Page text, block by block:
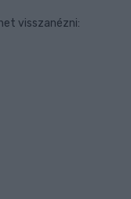
visszanézni: